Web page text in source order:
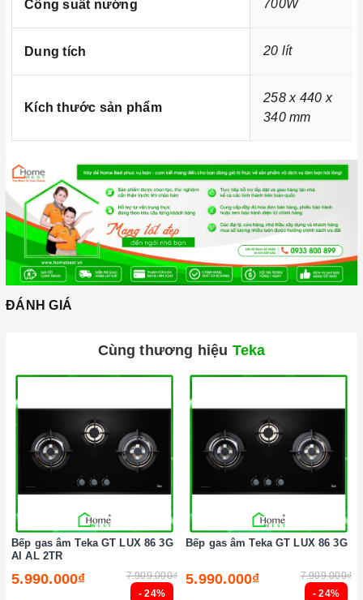
Ảnh minh họa
Công suất nướng 700W
Dung tích 20 lít
Kích thước sản phẩm
258 x 440 x
340 mm
ĐÁNH GIÁ
Cùng thương hiệu Teka
- 24%
Bếp gas âm Teka GT LUX 86 3G
AI AL 2TR
5.990.000₫ 7.909.000₫
- 24%
Bếp gas âm Teka GT LUX 86 3G
5.990.000₫ 7.909.000₫